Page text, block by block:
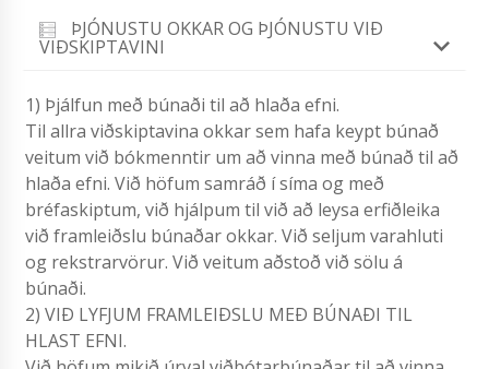
ÞJÓNUSTU OKKAR OG ÞJÓNUSTU VIÐ
VIÐSKIPTAVINI
1) Þjálfun með búnaði til að hlaða efni.
Til allra viðskiptavina okkar sem hafa keypt búnað
veitum við bókmenntir um að vinna með búnað til að
hlaða efni. Við höfum samráð í síma og með
bréfaskiptum, við hjálpum til við að leysa erfiðleika
við framleiðslu búnaðar okkar. Við seljum varahluti
og rekstrarvörur. Við veitum aðstoð við sölu á
búnaði.
2) VIÐ LYFJUM FRAMLEIÐSLU MEÐ BÚNAÐI TIL
HLAST EFNI.